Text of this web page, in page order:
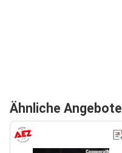
Ähnliche Angebote